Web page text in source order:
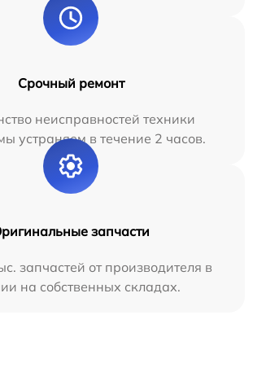
Срочный ремонт
неисправностей техники
устраняем в течение 2 часов.
запчасти
запчастей от производителя в
на собственных складах.